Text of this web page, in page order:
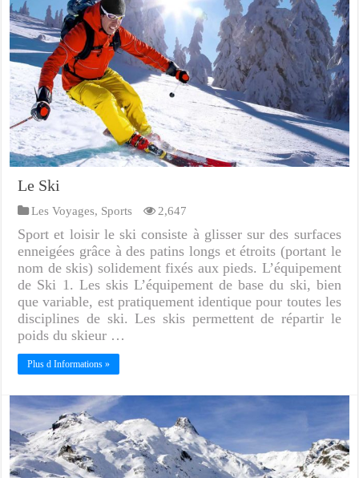
Le Ski
Les Voyages, Sports 2,647
Sport et loisir le ski consiste à glisser sur des surfaces
enneigées grâce à des patins longs et étroits (portant le
nom de skis) solidement fixés aux pieds. L’équipement
de Ski 1. Les skis L’équipement de base du ski, bien
que variable, est pratiquement identique pour toutes les
disciplines de ski. Les skis permettent de répartir le
poids du skieur …
Plus d Informations »